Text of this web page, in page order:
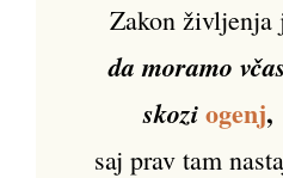
Zakon življenja
da moramo
skozi ogenj,
saj prav tam